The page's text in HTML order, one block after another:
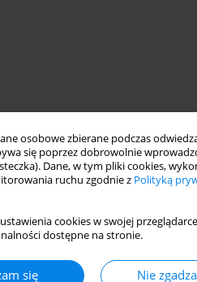
osobowe zbierane podczas
się poprzez dobrowolnie
Dane, w tym pliki cookies,
ruchu zgodnie z Polityką
cookies w swojej
dostępne na stronie.
się Nie